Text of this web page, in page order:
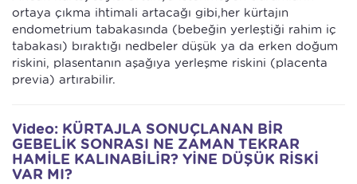
ortaya çıkma ihtimali artacağı gibi,her kürtajın
endometrium tabakasında (bebeğin yerleştiği rahim iç
tabakası) bıraktığı nedbeler düşük ya da erken doğum
riskini, plasentanın aşağıya yerleşme riskini (placenta
previa) artırabilir.
Video: KÜRTAJLA SONUÇLANAN BİR
GEBELİK SONRASI NE ZAMAN TEKRAR
HAMİLE KALINABİLİR? YİNE DÜŞÜK RİSKİ
VAR MI?